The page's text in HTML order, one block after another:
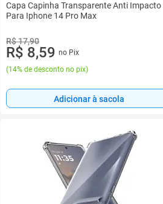
Capa Capinha Transparente Anti Impacto
Para Iphone 14 Pro Max
R$ 17,90
R$ 8,59 no Pix
(14% de desconto no pix)
Adicionar à sacola